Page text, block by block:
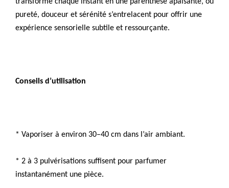
transforme chaque instant en une parenthèse apaisante, où
pureté, douceur et sérénité s’entrelacent pour offrir une
expérience sensorielle subtile et ressourçante.
Conseils d’utilisation
* Vaporiser à environ 30–40 cm dans l’air ambiant.
* 2 à 3 pulvérisations suffisent pour parfumer
instantanément une pièce.